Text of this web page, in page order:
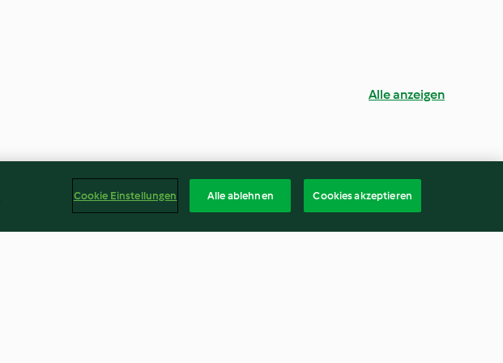
Alle anzeigen
Cookie Einstellungen Alle ablehnen Cookies akzeptieren